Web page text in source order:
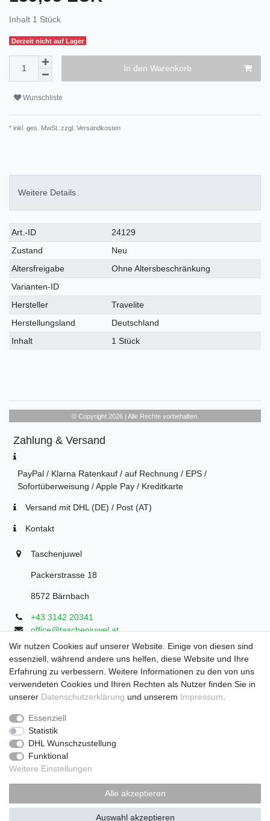
Inhalt 1 Stück
Derzeit nicht auf Lager
In den Warenkorb
Wunschliste
* inkl. ges. MwSt. zzgl. Versandkosten
Weitere Details
Art.-ID
24129
Zustand
Neu
Altersfreigabe
Ohne Altersbeschränkung
Varianten-ID
Hersteller
Travelite
Herstellungsland
Deutschland
Inhalt
1 Stück
© Copyright 2026 | Alle Rechte vorbehalten.
Zahlung & Versand
PayPal / Klarna Ratenkauf / auf Rechnung / EPS /
Sofortüberweisung / Apple Pay / Kreditkarte
Versand mit DHL (DE) / Post (AT)
Kontakt
Taschenjuwel
Packerstrasse 18
8572 Bärnbach
+43 3142 20341
office@taschenjuwel.at
Montag - Freitag: 08:30 - 18:00
Samstag: 8:30 - 17 Uhr
Daten­schutz­erklärung
Zahlung und Versand
Wir nutzen Cookies auf unserer Website. Einige von diesen sind
essenziell, während andere uns helfen, diese Website und Ihre
Erfahrung zu verbessern. Weitere Informationen zu den von uns
verwendeten Cookies und Ihren Rechten als Nutzer finden Sie in
unserer Daten­schutz­erklärung und unserem Impressum
Essenziell
Statistik
DHL Wunschzustellung
Funktional
Weitere Einstellungen
Alle akzeptieren
Auswahl akzeptieren